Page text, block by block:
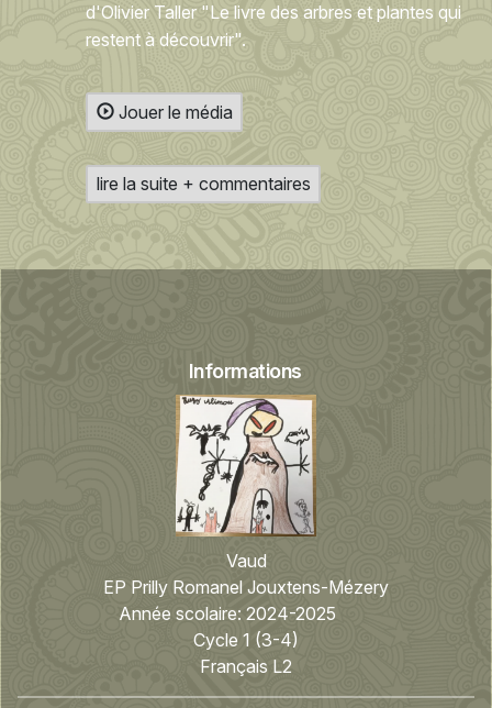
d'Olivier Taller "Le livre des arbres et plantes qui
restent à découvrir".
Jouer le média
lire la suite + commentaires
Informations
Vaud
EP Prilly Romanel Jouxtens-Mézery
Année scolaire: 2024-2025
Cycle 1 (3-4)
Français L2